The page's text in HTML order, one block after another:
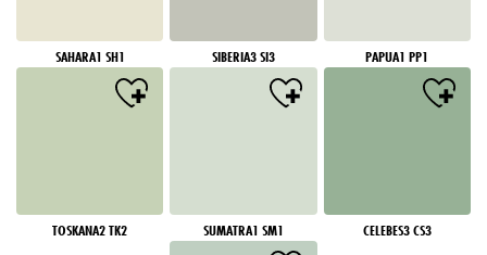
SAHARA1 SH1 SIBERIA3 SI3 PAPUA1 PP1
TOSKANA2 TK2 SUMATRA1 SM1 CELEBES3 CS3